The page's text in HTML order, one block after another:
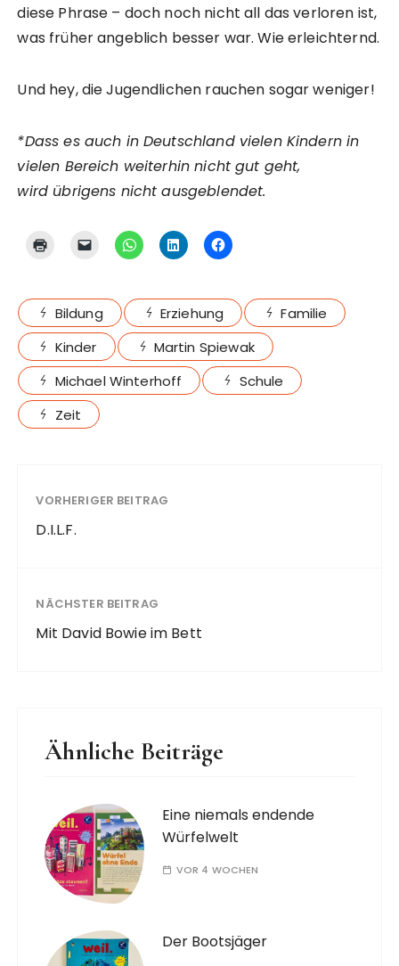
diese Phrase – doch noch nicht all das verloren ist,
was früher angeblich besser war. Wie erleichternd.
Und hey, die Jugendlichen rauchen sogar weniger!
*Dass es auch in Deutschland vielen Kindern in
vielen Bereich weiterhin nicht gut geht,
wird übrigens nicht ausgeblendet.
Bildung Erziehung
Familie
Kinder
Martin Spiewak
Michael Winterhoff
Schule
Zeit
VORHERIGER BEITRAG
D.I.L.F.
NÄCHSTER BEITRAG
Mit David Bowie im Bett
Ähnliche Beiträge
Eine niemals endende
Würfelwelt
VOR 4 WOCHEN
Der Bootsjäger